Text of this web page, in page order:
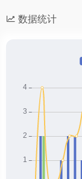
数据统计